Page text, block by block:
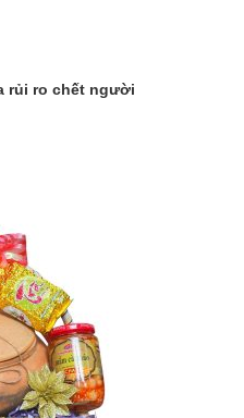
rủi ro chết người